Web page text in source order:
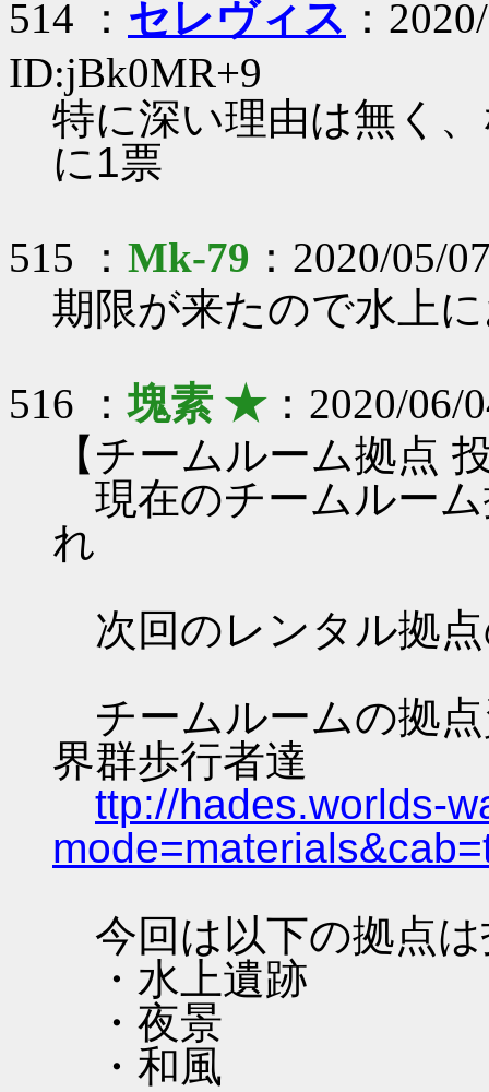
514 ： セレヴィス ：
ID:jBk0MR+9
特に深い理由は無く
に1票
515 ： Mk-79 ：2020/05/
期限が来たので水上
516 ：塊素 ★：2020/06/
【チームルーム拠点
現在のチームルー
れ
次回のレンタル拠
チームルームの拠
界群歩行者達
ttp://hades.worlds-
今回は以下の拠点
・水上遺跡
・夜景
・和風